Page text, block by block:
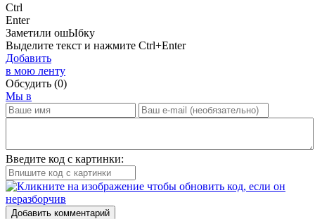
Ctrl
Enter
Заметили ошЫбку
Выделите текст и нажмите Ctrl+Enter
Добавить
в мою ленту
Обсудить (0)
Мы в
Введите код с картинки:
Добавить комментарий